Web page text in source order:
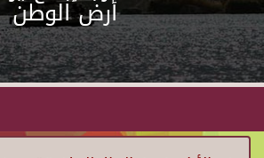
أرض الوطن